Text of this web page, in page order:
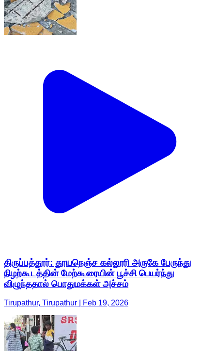
திருப்பத்தூர்: தூயநெஞ்ச கல்லூரி அருகே பேருந்து
நிழற்கூடத்தின் மேற்கூரையின் பூச்சி பெயர்ந்து
விழுந்ததால் பொதுமக்கள் அச்சம்
Tirupathur, Tirupathur | Feb 19, 2026